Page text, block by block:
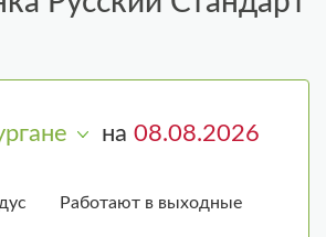
на
Работают в выходные